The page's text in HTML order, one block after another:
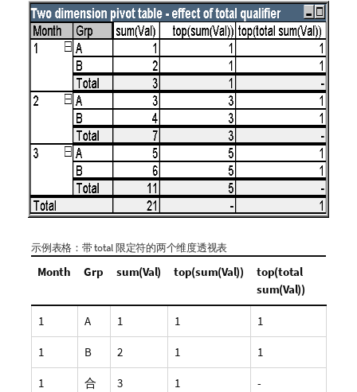
示例表格：带total限定符的两个维度透视表
Month Grp sum(Val) top(sum(Val))
top(total
sum(Val))
1 A 1 1 1
1 B 2 1 1
1
合
3 1 -